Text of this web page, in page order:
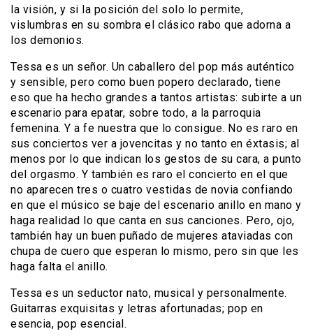
la visión, y si la posición del solo lo permite,
vislumbras en su sombra el clásico rabo que adorna a
los demonios.
Tessa es un señor. Un caballero del pop más auténtico
y sensible, pero como buen popero declarado, tiene
eso que ha hecho grandes a tantos artistas: subirte a un
escenario para epatar, sobre todo, a la parroquia
femenina. Y a fe nuestra que lo consigue. No es raro en
sus conciertos ver a jovencitas y no tanto en éxtasis; al
menos por lo que indican los gestos de su cara, a punto
del orgasmo. Y también es raro el concierto en el que
no aparecen tres o cuatro vestidas de novia confiando
en que el músico se baje del escenario anillo en mano y
haga realidad lo que canta en sus canciones. Pero, ojo,
también hay un buen puñado de mujeres ataviadas con
chupa de cuero que esperan lo mismo, pero sin que les
haga falta el anillo.
Tessa es un seductor nato, musical y personalmente.
Guitarras exquisitas y letras afortunadas; pop en
esencia, pop esencial.